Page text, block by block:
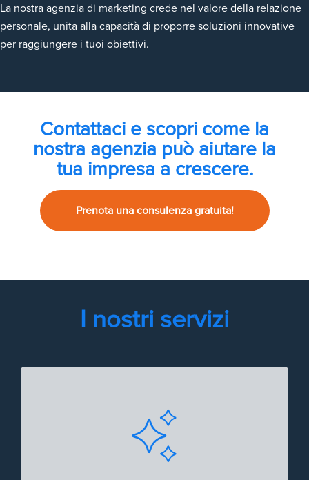
La nostra agenzia di marketing crede nel valore della relazione
personale, unita alla capacità di proporre soluzioni innovative
per raggiungere i tuoi obiettivi.
Contattaci e scopri come la
nostra agenzia può aiutare la
tua impresa a crescere.
Prenota una consulenza gratuita!
I nostri servizi